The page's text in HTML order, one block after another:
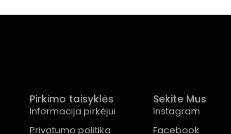
Pirkimo taisyklės
Informacija pirkėjui
Privatumo politika
Sekite Mus
Instagram
Facebook